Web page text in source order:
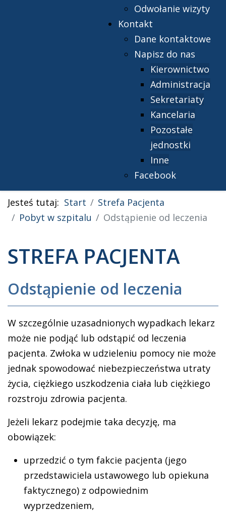
Odwołanie wizyty
Kontakt
Dane kontaktowe
Napisz do nas
Kierownictwo
Administracja
Sekretariaty
Kancelaria
Pozostałe
jednostki
Inne
Facebook
Jesteś tutaj: Start
Strefa Pacjenta
Pobyt w szpitalu
Odstąpienie od leczenia
STREFA PACJENTA
Odstąpienie od leczenia
W szczególnie uzasadnionych wypadkach lekarz
może nie podjąć lub odstąpić od leczenia
pacjenta. Zwłoka w udzieleniu pomocy nie może
jednak spowodować niebezpieczeństwa utraty
życia, ciężkiego uszkodzenia ciała lub ciężkiego
rozstroju zdrowia pacjenta.
Jeżeli lekarz podejmie taka decyzję, ma
obowiązek:
uprzedzić o tym fakcie pacjenta (jego
przedstawiciela ustawowego lub opiekuna
faktycznego) z odpowiednim
wyprzedzeniem,